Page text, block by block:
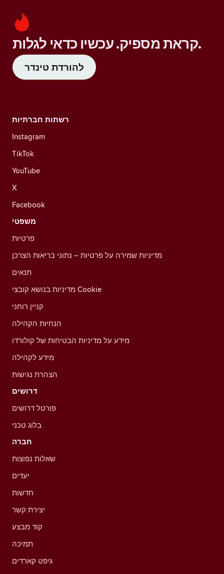
קראת מספיק. עכשיו כדאי לגלות.
להורדת טינדר
רשתות חברתיות
Instagram
TikTok
YouTube
X
Facebook
משפטי
פרטיות
מדיניות שמירה על פרטיות – נתוני בריאות הצרכן
תנאים
מדיניות בנושא קובצי Cookie
קניין רוחני
הנחיות הקהילה
מידע על מדיניות הבטיחות של קולורדו
מידע לקהילה
הצהרת נגישות
דרושים
פורטל דרושים
בלוג טכני
חברה
שאלות נפוצות
יעדים
חדשות
יצירת קשר
קוד מבצע
תמיכה
גיפט קארדים